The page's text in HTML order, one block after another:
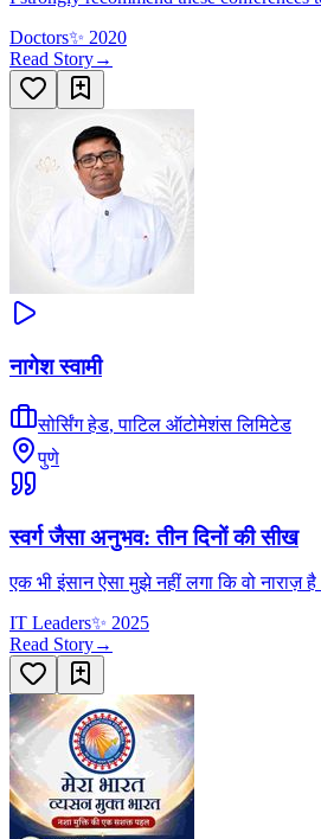
Doctors✨ 2020
Read Story→
नागेश स्वामी
सोर्सिंग हेड,पाटिल ऑटोमेशंस लिमिटेड
पुणे
स्वर्ग जैसा अनुभव: तीन दिनों की सीख
एक भी इंसान ऐसा मुझे नहीं लगा कि वो
IT Leaders✨ 2025
Read Story→